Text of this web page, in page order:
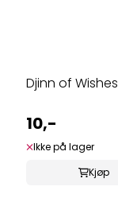
Djinn of Wishes
10,-
Ikke på lager
Kjøp